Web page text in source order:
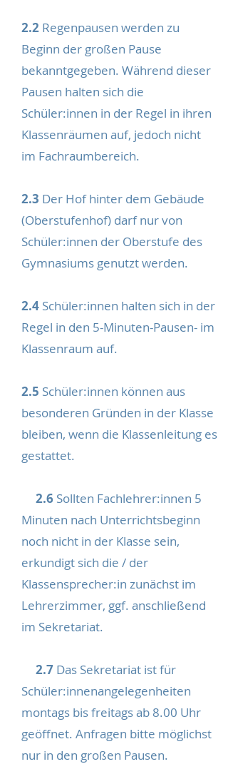
2.2 Regenpausen werden zu
Beginn der großen Pause
bekanntgegeben. Während dieser
Pausen halten sich die
Schüler:innen in der Regel in ihren
Klassenräumen auf, jedoch nicht
im Fachraumbereich.
2.3 Der Hof hinter dem Gebäude
(Oberstufenhof) darf nur von
Schüler:innen der Oberstufe des
Gymnasiums genutzt werden.
2.4 Schüler:innen halten sich in der
Regel in den 5-Minuten-Pausen- im
Klassenraum auf.
2.5 Schüler:innen können aus
besonderen Gründen in der Klasse
bleiben, wenn die Klassenleitung es
gestattet.
2.6 Sollten Fachlehrer:innen 5
Minuten nach Unterrichtsbeginn
noch nicht in der Klasse sein,
erkundigt sich die / der
Klassensprecher:in zunächst im
Lehrerzimmer, ggf. anschließend
im Sekretariat.
2.7 Das Sekretariat ist für
Schüler:innenangelegenheiten
montags bis freitags ab 8.00 Uhr
geöffnet. Anfragen bitte möglichst
nur in den großen Pausen.